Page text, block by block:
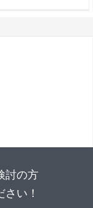
討の方
い！